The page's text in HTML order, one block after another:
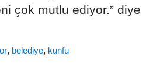
çok mutlu ediyor.” diye
, belediye, kunfu